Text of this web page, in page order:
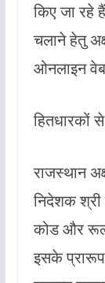
किए जा रहे
चलाने हेतु
ओनलाइन वेब-
हितधारकों
राजस्थान
निदेशक श्री
कोड और
इसके